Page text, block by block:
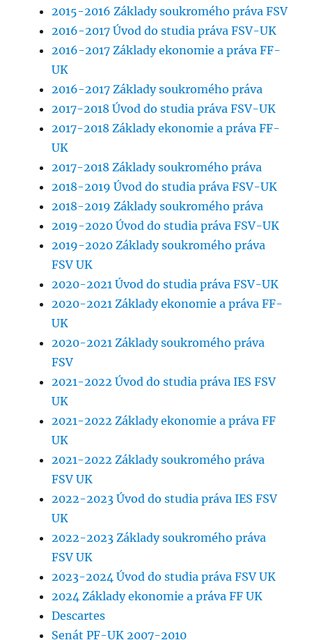
2015-2016 Základy soukromého práva FSV
2016-2017 Úvod do studia práva FSV-UK
2016-2017 Základy ekonomie a práva FF-
UK
2016-2017 Základy soukromého práva
2017-2018 Úvod do studia práva FSV-UK
2017-2018 Základy ekonomie a práva FF-
UK
2017-2018 Základy soukromého práva
2018-2019 Úvod do studia práva FSV-UK
2018-2019 Základy soukromého práva
2019-2020 Úvod do studia práva FSV-UK
2019-2020 Základy soukromého práva
FSV UK
2020-2021 Úvod do studia práva FSV-UK
2020-2021 Základy ekonomie a práva FF-
UK
2020-2021 Základy soukromého práva
FSV
2021-2022 Úvod do studia práva IES FSV
UK
2021-2022 Základy ekonomie a práva FF
UK
2021-2022 Základy soukromého práva
FSV UK
2022-2023 Úvod do studia práva IES FSV
UK
2022-2023 Základy soukromého práva
FSV UK
2023-2024 Úvod do studia práva FSV UK
2024 Základy ekonomie a práva FF UK
Descartes
Senát PF-UK 2007-2010